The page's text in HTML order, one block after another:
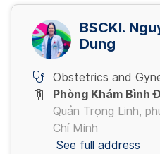
BSCKI.
Dung
Obstetrics and
Phòng Khám Bình
Quản Trọng Linh,
Chí Minh
See full address